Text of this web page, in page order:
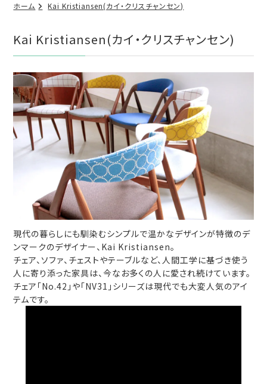
ホーム Kai Kristiansen(カイ・クリスチャンセン)
Kai Kristiansen(カイ・クリスチャンセン)
現代の暮らしにも馴染むシンプルで温かなデザインが特徴のデ
ンマークのデザイナー、Kai Kristiansen。
チェア、ソファ、チェストやテーブルなど、人間工学に基づき使う
人に寄り添った家具は、今なお多くの人に愛され続けています。
チェア「No.42」や「NV31」シリーズは現代でも大変人気のアイ
テムです。